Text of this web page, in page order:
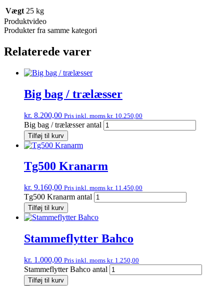
Vægt 25 kg
Produktvideo
Produkter fra samme kategori
Relaterede varer
Big bag / trælæsser
kr. 8.200,00 Pris inkl. moms kr. 10.250,00
Big bag / trælæsser antal
Tilføj til kurv
Tg500 Kranarm
kr. 9.160,00 Pris inkl. moms kr. 11.450,00
Tg500 Kranarm antal
Tilføj til kurv
Stammeflytter Bahco
kr. 1.000,00 Pris inkl. moms kr. 1.250,00
Stammeflytter Bahco antal
Tilføj til kurv